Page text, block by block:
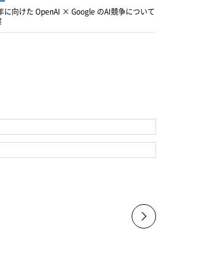
に向けた OpenAI × Google のAI競争について